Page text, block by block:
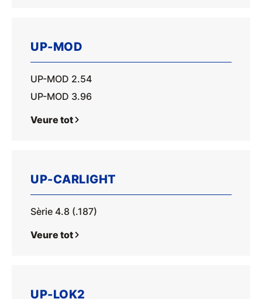
UP-MOD
UP-MOD 2.54
UP-MOD 3.96
Veure tot
UP-CARLIGHT
Sèrie 4.8 (.187)
Veure tot
UP-LOK2